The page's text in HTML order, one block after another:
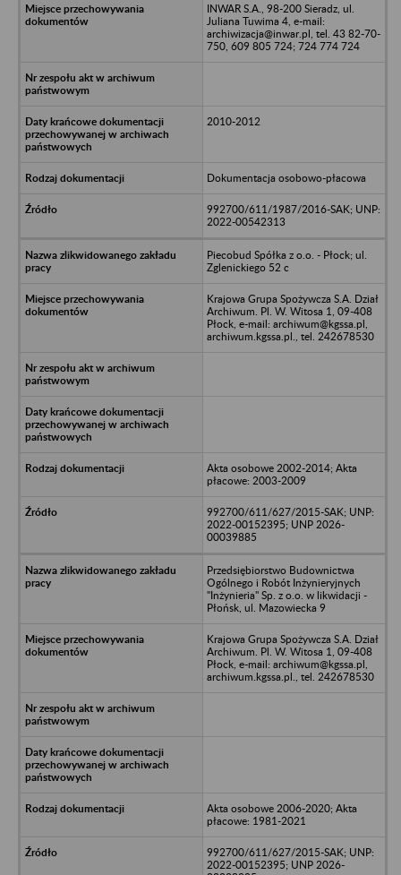
INWAR S.A., 98-200 Sieradz, ul.
Juliana Tuwima 4, e-mail:
archiwizacja@inwar.pl, tel. 43 82-70-
750, 609 805 724; 724 774 724
2010-2012
Dokumentacja osobowo-płacowa
992700/611/1987/2016-SAK; UNP:
2022-00542313
Piecobud Spółka z o.o. - Płock; ul.
Zglenickiego 52 c
Krajowa Grupa Spożywcza S.A. Dział
Archiwum. Pl. W. Witosa 1, 09-408
Płock, e-mail: archiwum@kgssa.pl,
archiwum.kgssa.pl., tel. 242678530
Akta osobowe 2002-2014; Akta
płacowe: 2003-2009
992700/611/627/2015-SAK; UNP:
2022-00152395; UNP 2026-
00039885
Przedsiębiorstwo Budownictwa
Ogólnego i Robót Inżynieryjnych
"Inżynieria" Sp. z o.o. w likwidacji -
Płońsk, ul. Mazowiecka 9
Krajowa Grupa Spożywcza S.A. Dział
Archiwum. Pl. W. Witosa 1, 09-408
Płock, e-mail: archiwum@kgssa.pl,
archiwum.kgssa.pl., tel. 242678530
Akta osobowe 2006-2020; Akta
płacowe: 1981-2021
992700/611/627/2015-SAK; UNP:
2022-00152395; UNP 2026-